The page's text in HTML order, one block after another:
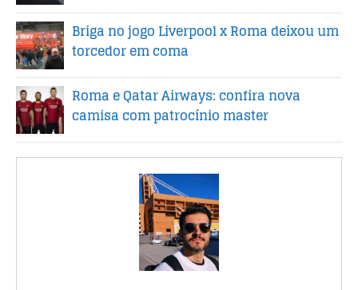
Briga no jogo Liverpool x Roma deixou um
torcedor em coma
Roma e Qatar Airways: confira nova
camisa com patrocínio master